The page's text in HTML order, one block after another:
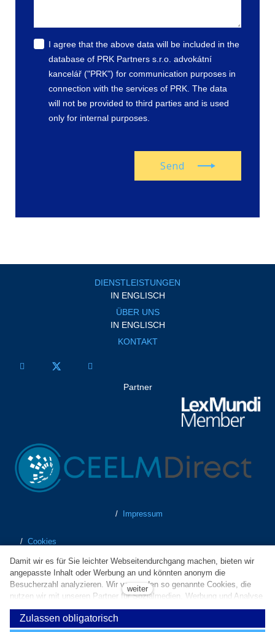
I agree that the above data will be included in the
database of PRK Partners s.r.o. advokátní
kancelář ("PRK") for communication purposes in
connection with the services of PRK. The data
will not be provided to third parties and is used
only for internal purposes.
Send
DIENSTLEISTUNGEN
IN ENGLISCH
ÜBER UNS
IN ENGLISCH
KONTAKT
Partner
/ Impressum
/ Cookies
Datenschutz
/Geschäftsbedingungen
/ Whistleblowing
Damit wir es für Sie leichter Webseitendurchgang machen, bieten wir
angepasste Inhalt oder Werbung an und könnten anonym die
Besucherzahl analyzieren. Wir verwenden so genannte Cookies, die
nutzen wir mit unseren Partner für Sozialmedien, Werbung und Analyse
an. Ihre Einstellung könnten Sie mit „Cookies Einstellung“ richten und
jederzeit könnten Sie im Webfuß ändern. Ausführliche Informationen
weiter
Zulassen obligatorisch